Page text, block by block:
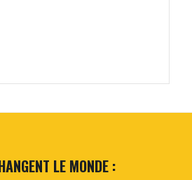
LE MONDE :